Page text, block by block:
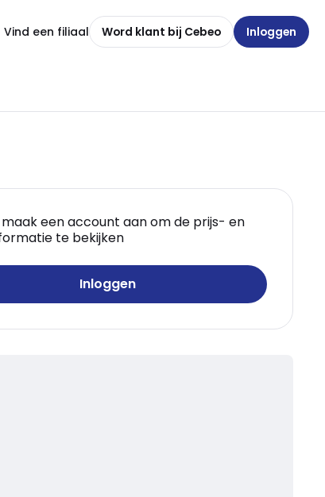
Vind een filiaal Word klant bij Cebeo Inloggen
maak een account aan om de prijs- en
te bekijken
Inloggen